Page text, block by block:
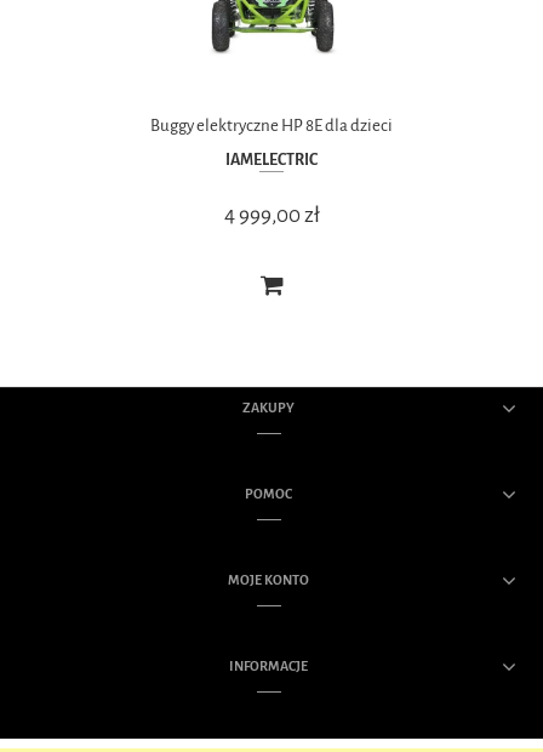
Buggy elektryczne HP 8E dla dzieci
IAMELECTRIC
4 999,00 zł
ZAKUPY
POMOC
MOJE KONTO
INFORMACJE